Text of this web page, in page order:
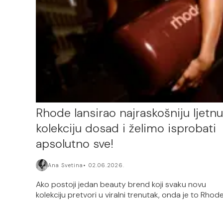
Rhode lansirao najraskošniju ljetnu
kolekciju dosad i želimo isprobati
apsolutno sve!
Ana Svetina 02.06.2026.
Ako postoji jedan beauty brend koji svaku novu
kolekciju pretvori u viralni trenutak, onda je to